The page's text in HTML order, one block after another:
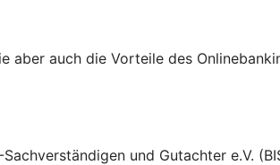
aber auch die Vorteile des
und Gutachter e.V.